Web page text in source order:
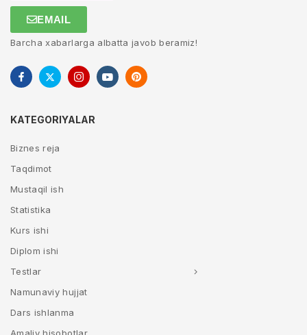
EMAIL
Barcha xabarlarga albatta javob beramiz!
KATEGORIYALAR
Biznes reja
Taqdimot
Mustaqil ish
Statistika
Kurs ishi
Diplom ishi
Testlar
Namunaviy hujjat
Dars ishlanma